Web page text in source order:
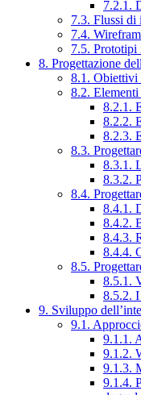
7.2.1.
7.3. Flussi di
7.4.
7.5. Prototipi
8. Progettazione
8.1. Obiettivi
8.2. Elementi
8.2.1.
8.2.2.
8.2.3.
8.3.
8.3.1.
8.3.2.
8.4.
8.4.1.
8.4.2.
8.4.3.
8.4.4.
8.5.
8.5.1.
8.5.2.
9. Sviluppo
9.1.
9.1.1.
9.1.2.
9.1.3.
9.1.4.